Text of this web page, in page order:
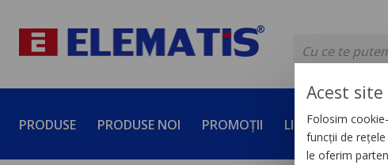
PRODUSE PRODUSE NOI PROMOȚII LICHIDĂRI DE
Acest
Folosim
funcții de
le oferim